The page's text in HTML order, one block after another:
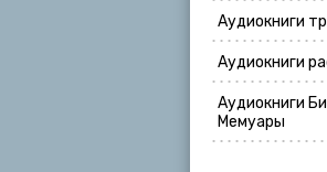
Аудиокниги
Аудиокниги
Аудиокниги
Мемуары